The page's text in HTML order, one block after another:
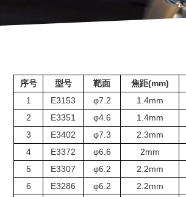
序号 型号 靶面 焦距(mm)
1
E3153 φ7.2 1.4mm
2
E3351 φ4.6 1.4mm
3
E3402 φ7.3 2.3mm
4
E3372 φ6.6 2mm
5
E3307 φ6.2 2.2mm
6
E3286 φ6.2 2.2mm